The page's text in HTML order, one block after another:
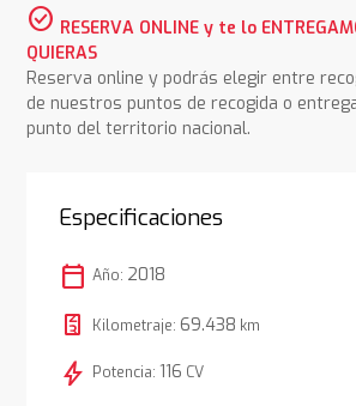
check_circle RESERVA ONLINE y te lo
QUIERAS
Reserva online y podrás elegir entre
de nuestros puntos de recogida o
punto del territorio nacional.
Especificaciones
calendar_today Año: 2018
Kilometraje: 69.438 km
bolt Potencia: 116 CV